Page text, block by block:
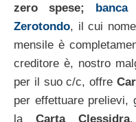
zero spese;
Zerotondo, il cui
mensile è
creditore è, nostro
per il suo c/c, offre
per effettuare prelievi,
la Carta Clessidra,